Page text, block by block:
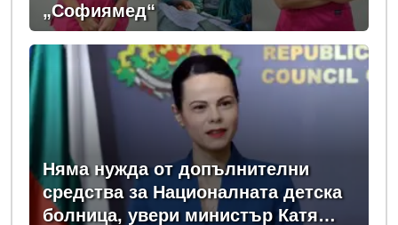
„Софиямед“
Няма нужда от допълнителни
средства за Националната детска
болница, увери министър Катя